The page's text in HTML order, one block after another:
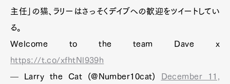
主任」の猫、ラリーはさっそくデイブへの歓迎をツイートしてい
る。
Welcome to the team Dave x
https://t.co/xfhtNl939h
— Larry the Cat (@Number10cat)
December 11,